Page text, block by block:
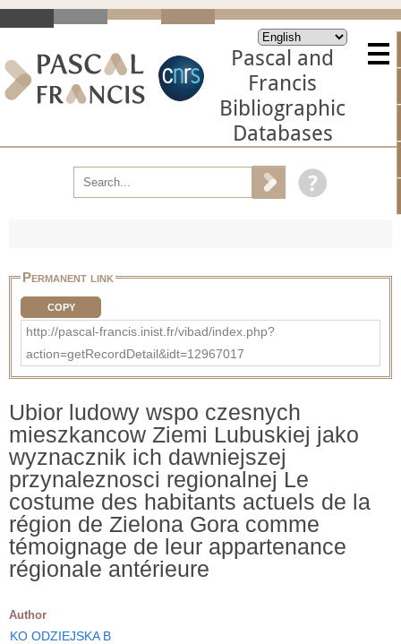
Pascal and
Francis
Bibliographic
Databases
Permanent link
COPY
http://pascal-francis.inist.fr/vibad/index.php?
action=getRecordDetail&idt=12967017
Ubior ludowy wspo czesnych
mieszkancow Ziemi Lubuskiej jako
wyznacznik ich dawniejszej
przynaleznosci regionalnej Le
costume des habitants actuels de la
région de Zielona Gora comme
témoignage de leur appartenance
régionale antérieure
Author
KO ODZIEJSKA B